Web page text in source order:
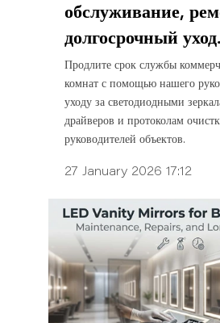
обслуживание,
долгосрочный уход.
Продлите срок службы
комнат с помощью нашего
уходу за светодиодными
драйверов и протоколам
руководителей объектов.
27 January 2026 17:12